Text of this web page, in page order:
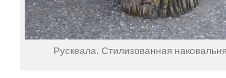
Рускеала. Стилизованная